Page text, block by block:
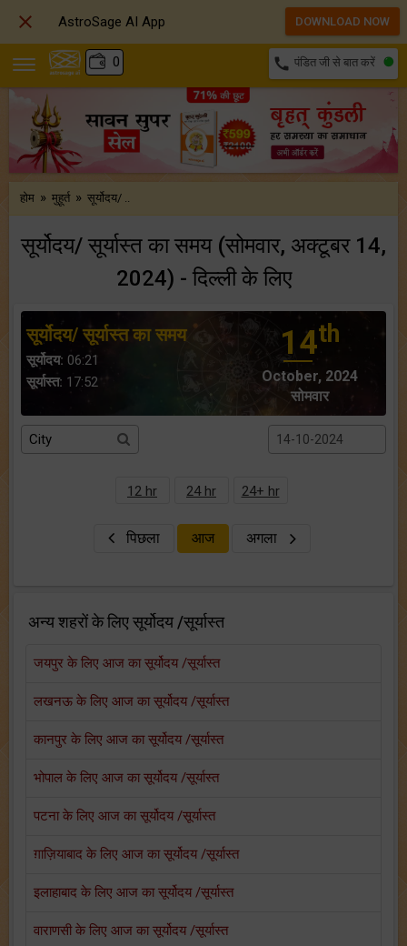
0 call पंडित जी से बात करें
होम » मुहूर्त » सूर्योदय/ ..
सूर्योदय/ सूर्यास्त का समय (सोमवार, अक्टूबर 14,
2024) - दिल्ली के लिए
सूर्योदय/ सूर्यास्त का समय
सूर्योदय: 06:21
सूर्यास्त: 17:52
14th
October, 2024
सोमवार
12 hr 24 hr 24+ hr
पिछला आज अगला
अन्य शहरों के लिए सूर्योदय /सूर्यास्त
जयपुर के लिए आज का सूर्योदय /सूर्यास्त
लखनऊ के लिए आज का सूर्योदय /सूर्यास्त
कानपुर के लिए आज का सूर्योदय /सूर्यास्त
भोपाल के लिए आज का सूर्योदय /सूर्यास्त
पटना के लिए आज का सूर्योदय /सूर्यास्त
ग़ाज़ियाबाद के लिए आज का सूर्योदय /सूर्यास्त
इलाहाबाद के लिए आज का सूर्योदय /सूर्यास्त
वाराणसी के लिए आज का सूर्योदय /सूर्यास्त
 AstroSage AI App DOWNLOAD NOW